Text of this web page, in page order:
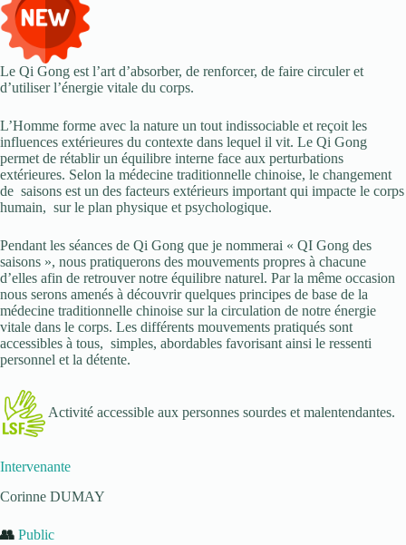
Le Qi Gong est l’art d’absorber, de renforcer, de faire circuler et
d’utiliser l’énergie vitale du corps.
L’Homme forme avec la nature un tout indissociable et reçoit les
influences extérieures du contexte dans lequel il vit. Le Qi Gong
permet de rétablir un équilibre interne face aux perturbations
extérieures. Selon la médecine traditionnelle chinoise, le changement
de saisons est un des facteurs extérieurs important qui impacte le corps
humain, sur le plan physique et psychologique.
Pendant les séances de Qi Gong que je nommerai « QI Gong des
saisons », nous pratiquerons des mouvements propres à chacune
d’elles afin de retrouver notre équilibre naturel. Par la même occasion
nous serons amenés à découvrir quelques principes de base de la
médecine traditionnelle chinoise sur la circulation de notre énergie
vitale dans le corps. Les différents mouvements pratiqués sont
accessibles à tous, simples, abordables favorisant ainsi le ressenti
personnel et la détente.
Activité accessible aux personnes sourdes et malentendantes.
Intervenante
Corinne DUMAY
👥 Public